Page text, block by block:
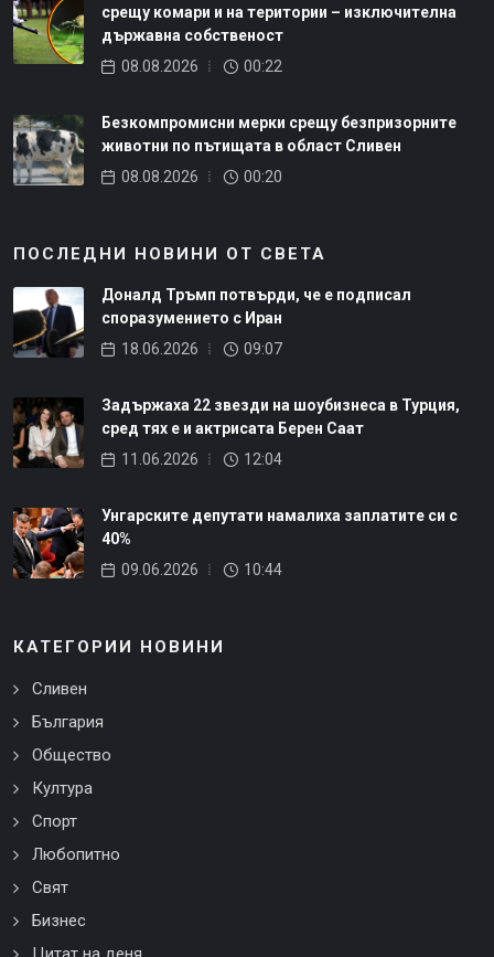
срещу комари и на територии – изключителна
държавна собственост
08.08.2026
00:22
Безкомпромисни мерки срещу безпризорните
животни по пътищата в област Сливен
08.08.2026
00:20
ПОСЛЕДНИ НОВИНИ ОТ СВЕТА
Доналд Тръмп потвърди, че е подписал
споразумението с Иран
18.06.2026
09:07
Задържаха 22 звезди на шоубизнеса в Турция,
сред тях е и актрисата Берен Саат
11.06.2026
12:04
Унгарските депутати намалиха заплатите си с
40%
09.06.2026
10:44
КАТЕГОРИИ НОВИНИ
Сливен
България
Общество
Култура
Спорт
Любопитно
Свят
Бизнес